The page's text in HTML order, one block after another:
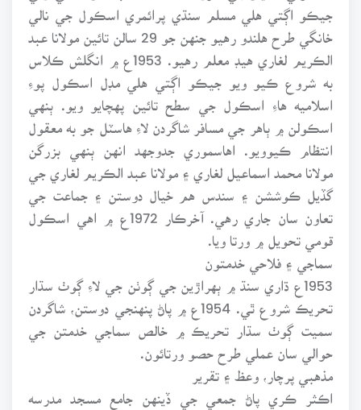
جيڪو اڳتي هلي مسلم سنڌي پرائمري اسڪول جي نالي
خانگي طرح هلندو رهيو جنهن جو 29 سالن تائين مولانا عبد
الڪريم لغاري هيڊ معلم رهيو. 1953ع ۾ انگلش ڪلاس
به شروع ڪيو ويو جيڪو اڳتي هلي مڊل اسڪول پوءِ
اسلاميه هاءِ اسڪول جي سطح تائين پهچايو ويو. ٻنهي
اسڪولن ۾ ٻاهر جي مسافر شاگردن لاءِ هاسٽل جو به معقول
انتظام ڪيوويو. اهاسموري جدوجهد انهن ٻنهي بزرگن
مولانا محمد اسماعيل لغاري ۽ مولانا عبد الڪريم لغاري جي
گڏيل ڪوششن ۽ سندس هم خيال دوستن ۽ جماعت جي
تعاون سان جاري رهي. آخرڪار 1972ع ۾ اهي اسڪول
قومي تحويل ۾ ورتا ويا.
سماجي ۽ فلاحي خدمتون
1953ع ڌاري سنڌ ۾ ٻهراڙين جي ڳوٺن جي لاءِ ڳوٺ سڌار
تحريڪ شروع ٿي. 1954ع ۾ پاڻ پنهنجي دوستن، شاگردن
سميت ڳوٺ سڌار تحريڪ ۾ خالص سماجي خدمتن جي
حوالي سان عملي طرح حصو ورتائون.
مذهبي پرچار، وعظ ۽ تقرير
اڪثر ڪري پاڻ جمعي جي ڏينهن جامع مسجد مدرسه